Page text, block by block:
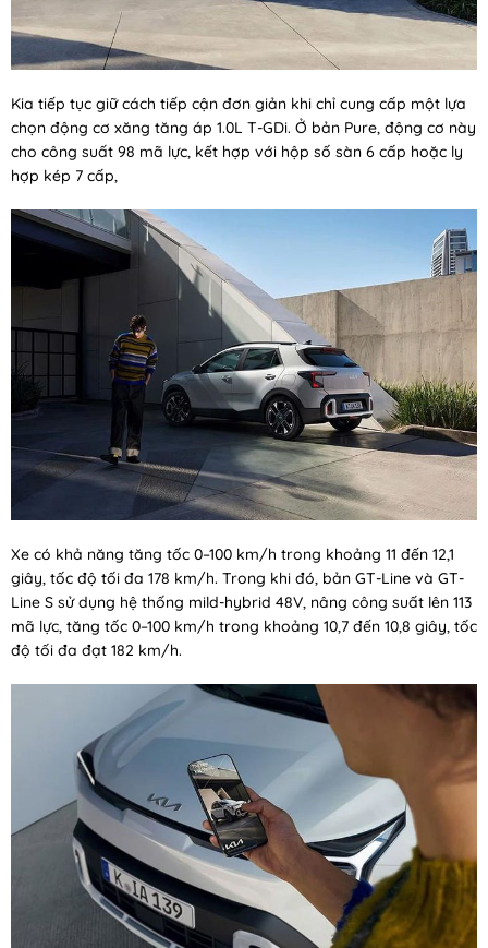
Kia tiếp tục giữ cách tiếp cận đơn giản khi chỉ cung cấp một lựa
chọn động cơ xăng tăng áp 1.0L T-GDi. Ở bản Pure, động cơ này
cho công suất 98 mã lực, kết hợp với hộp số sàn 6 cấp hoặc ly
hợp kép 7 cấp,
Xe có khả năng tăng tốc 0–100 km/h trong khoảng 11 đến 12,1
giây, tốc độ tối đa 178 km/h. Trong khi đó, bản GT-Line và GT-
Line S sử dụng hệ thống mild-hybrid 48V, nâng công suất lên 113
mã lực, tăng tốc 0–100 km/h trong khoảng 10,7 đến 10,8 giây, tốc
độ tối đa đạt 182 km/h.